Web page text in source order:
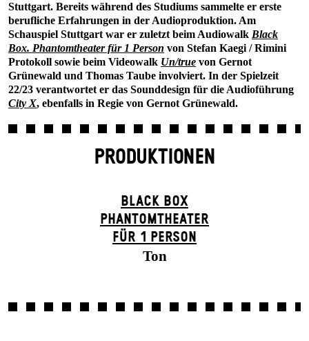
Stuttgart. Bereits während des Studiums sammelte er erste
berufliche Erfahrungen in der Audioproduktion. Am
Schauspiel Stuttgart war er zuletzt beim Audiowalk Black
Box. Phantomtheater für 1 Person von Stefan Kaegi / Rimini
Protokoll sowie beim Videowalk Un/true von Gernot
Grünewald und Thomas Taube involviert. In der Spielzeit
22/23 verantwortet er das Sounddesign für die Audioführung
City X, ebenfalls in Regie von Gernot Grünewald.
PRODUKTIONEN
BLACK BOX
PHANTOM­THEATER
FÜR 1 PERSON
Ton